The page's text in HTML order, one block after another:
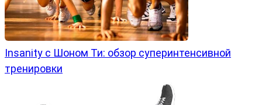
Insanity с Шоном Ти: обзор суперинтенсивной
тренировки